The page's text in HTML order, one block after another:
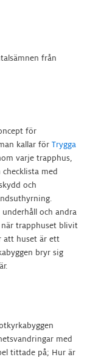
från
för
kallar för Trygga
varje trapphus,
med
och
och andra
när trapphuset blivit
att huset är ett
bryr sig
med
tittade på; Hur är